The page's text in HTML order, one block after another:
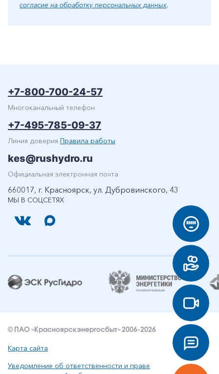
согласие на обработку персональных данных.
МЫ В СОЦСЕТЯХ
+7-800-700-24-57
Многоканальный телефон
+7-495-785-09-37
Линия доверия Правила работы
kes@rushydro.ru
Официальная электронная почта
660017, г. Красноярск, ул. Дубровинского, 43
© ПАО «Красноярскэнергосбыт» 2006-2026
Карта сайта
Уведомление об ответственности и праве